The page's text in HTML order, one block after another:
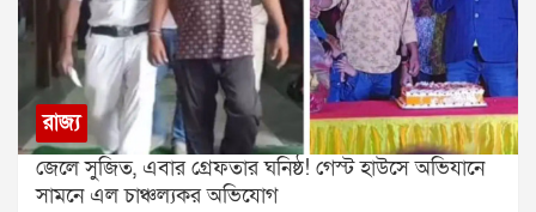
রাজ্য
জেলে সুজিত, এবার গ্রেফতার ঘনিষ্ঠ! গেস্ট হাউসে অভিযানে
সামনে এল চাঞ্চল্যকর অভিযোগ